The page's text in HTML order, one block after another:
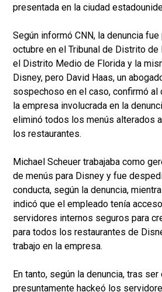
presentada en la ciudad
Según informó CNN, la denuncia
octubre en el Tribunal de Distrito de
el Distrito Medio de Florida y la
Disney, pero David Haas, un
sospechoso en el caso, confirmó al
la empresa involucrada en la
eliminó todos los menús alterados
los restaurantes.
Michael Scheuer trabajaba como
de menús para Disney y fue
conducta, según la denuncia,
indicó que el empleado tenía
servidores internos seguros para
para todos los restaurantes de
trabajo en la empresa.
En tanto, según la denuncia, tras
presuntamente hackeó los